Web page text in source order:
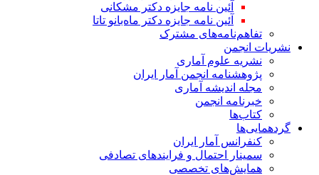
آئین نامه جایزه دکتر مشکانی
آئین نامه جایزه دکتر ماه‌بانو تاتا
تفاهم‌نامه‌های مشترک
نشریات انجمن
نشریه علوم آماری
پژوهشنامه انجمن آمار ایران
مجله اندیشه آماری
خبرنامه انجمن
کتاب‌ها
گردهمایی‌ها
کنفرانس آمار ایران
سمینار احتمال و فرایندهای تصادفی
همایش‌های تخصصی